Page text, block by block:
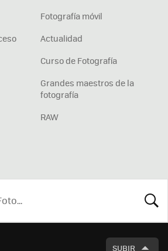
Fotografía móvil
Actualidad
Curso de Fotografía
Grandes maestros de la
fotografía
RAW
SUBIR